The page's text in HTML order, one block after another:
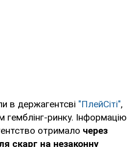
в держагентсві "ПлейСіті",
гемблінг-ринку. Інформацію
отримало через
скарг на незаконну